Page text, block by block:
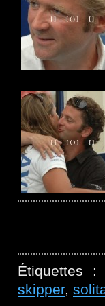
Étiquettes
skipper,